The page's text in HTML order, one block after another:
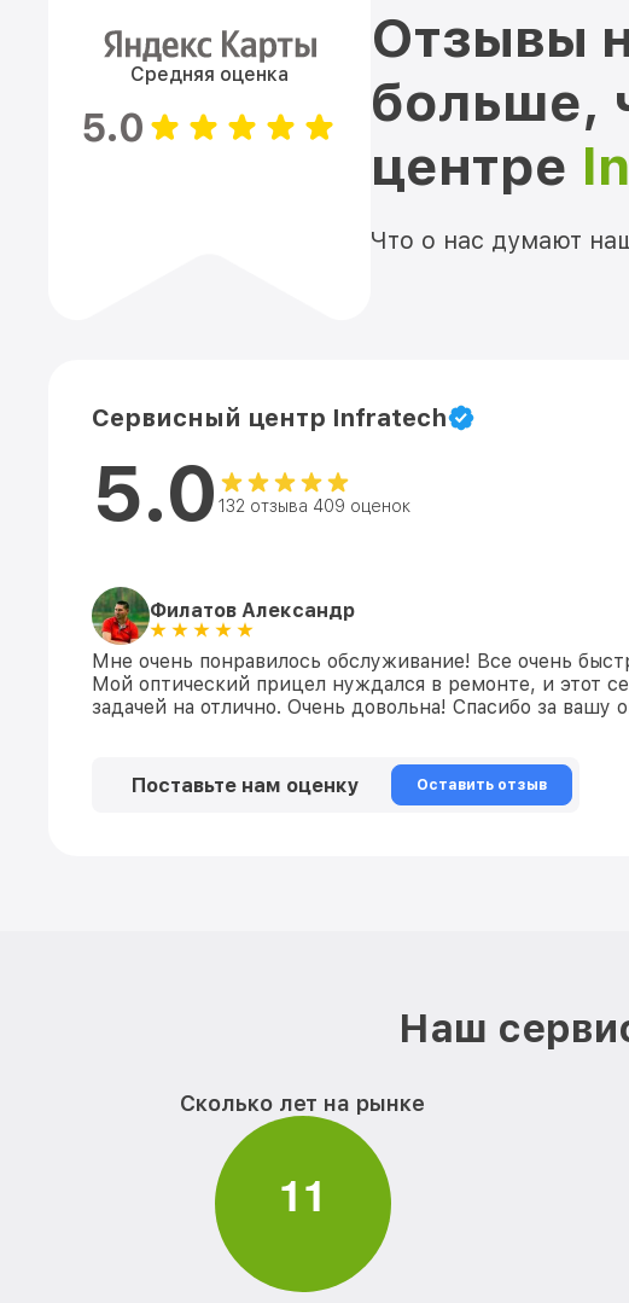
Средняя оценка
5.0
Отзывы
больше,
центре
Что о нас думают
Сервисный центр Infratech
5.0 132 отзыва 409 оценок
Филатов Александр
Мне очень понравилось обслуживание! Все очень
Мой оптический прицел нуждался в ремонте, и этот
задачей на отлично. Очень довольна! Спасибо за вашу
Поставьте нам оценку Оставить отзыв
Наш
Сколько лет на рынке
11